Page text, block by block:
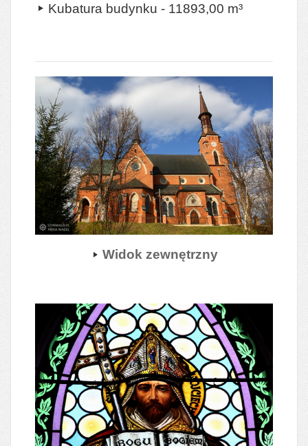
Kubatura budynku - 11893,00 m³
Widok zewnętrzny